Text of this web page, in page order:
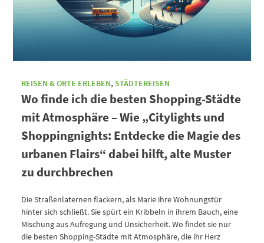
REISEN & ORTE ERLEBEN, STÄDTEREISEN
Wo finde ich die besten Shopping-Städte
mit Atmosphäre – Wie „Citylights und
Shoppingnights: Entdecke die Magie des
urbanen Flairs“ dabei hilft, alte Muster
zu durchbrechen
Die Straßenlaternen flackern, als Marie ihre Wohnungstür
hinter sich schließt. Sie spürt ein Kribbeln in ihrem Bauch, eine
Mischung aus Aufregung und Unsicherheit. Wo findet sie nur
die besten Shopping-Städte mit Atmosphäre, die ihr Herz